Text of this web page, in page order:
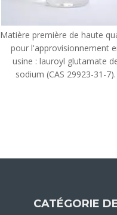
Matière première de haute
pour l'approvisionnement
usine : lauroyl glutamate
sodium (CAS 29923-31-7).
CATÉGORIE